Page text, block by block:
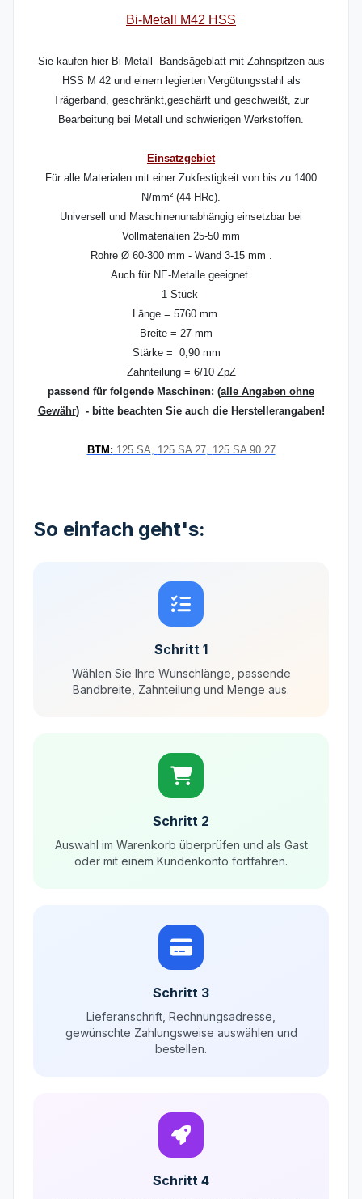
Bi-Metall M42 HSS
Sie kaufen hier Bi-Metall Bandsägeblatt mit Zahnspitzen aus
HSS M 42 und einem legierten Vergütungsstahl als
Trägerband, geschränkt,geschärft und geschweißt, zur
Bearbeitung bei Metall und schwierigen Werkstoffen.
Einsatzgebiet
Für alle Materialen mit einer Zukfestigkeit von bis zu 1400
N/mm² (44 HRc).
Universell und Maschinenunabhängig einsetzbar bei
Vollmaterialien 25-50 mm
Rohre Ø 60-300 mm - Wand 3-15 mm .
Auch für NE-Metalle geeignet.
1 Stück
Länge = 5760 mm
Breite = 27 mm
Stärke = 0,90 mm
Zahnteilung = 6/10 ZpZ
passend für folgende Maschinen: (alle Angaben ohne
Gewähr) - bitte beachten Sie auch die Herstellerangaben!
BTM: 125 SA, 125 SA 27, 125 SA 90 27
So einfach geht's:
Schritt 1
Wählen Sie Ihre Wunschlänge, passende
Bandbreite, Zahnteilung und Menge aus.
Schritt 2
Auswahl im Warenkorb überprüfen und als Gast
oder mit einem Kundenkonto fortfahren.
Schritt 3
Lieferanschrift, Rechnungsadresse,
gewünschte Zahlungsweise auswählen und
bestellen.
Schritt 4